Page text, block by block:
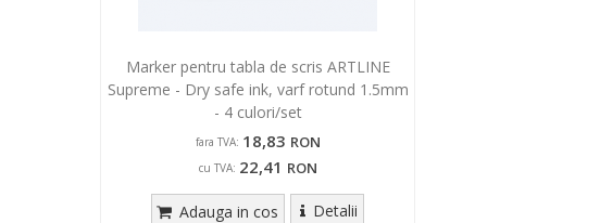
Marker pentru tabla de scris ARTLINE
Supreme - Dry safe ink, varf rotund 1.5mm
- 4 culori/set
fara TVA: 18,83 RON
cu TVA: 22,41 RON
Adauga in cos Detalii